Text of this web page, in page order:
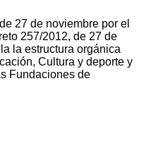
27 de noviembre por el
257/2012, de 27 de
la estructura orgánica
Cultura y deporte y
Fundaciones de